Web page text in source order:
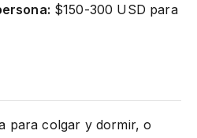
$150-300 USD para
para colgar y dormir, o